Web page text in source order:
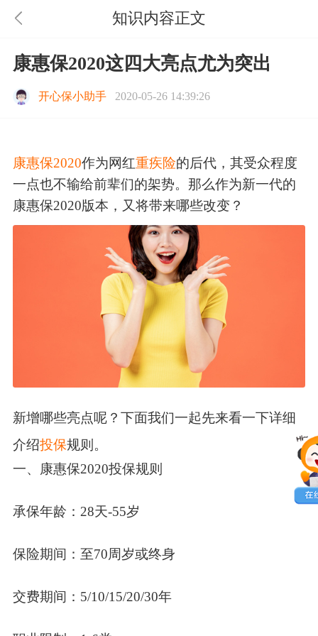
知识内容正文
康惠保2020这四大亮点尤为突出
开心保小助手 2020-05-26 14:39:26
康惠保2020作为网红重疾险的后代，其受众程度
一点也不输给前辈们的架势。那么作为新一代的
康惠保2020版本，又将带来哪些改变？
新增哪些亮点呢？下面我们一起先来看一下详细
介绍投保规则。
一、康惠保2020投保规则
承保年龄：28天-55岁
保险期间：至70周岁或终身
交费期间：5/10/15/20/30年